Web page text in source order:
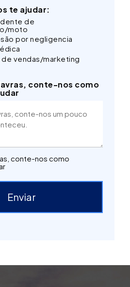
te ajudar:
de
moto
por negligencia
vendas/marketing
conte-nos como
conte-nos como
Enviar